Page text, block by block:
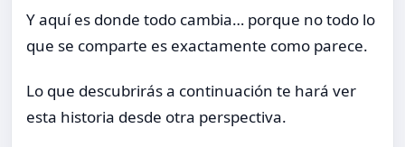
Y aquí es donde todo cambia… porque no todo lo
que se comparte es exactamente como parece.
Lo que descubrirás a continuación te hará ver
esta historia desde otra perspectiva.